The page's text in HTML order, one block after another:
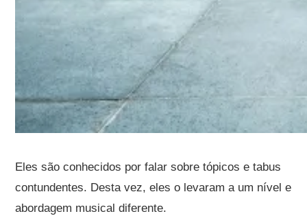
Eles são conhecidos por falar sobre tópicos e tabus
contundentes. Desta vez, eles o levaram a um nível e
abordagem musical diferente.